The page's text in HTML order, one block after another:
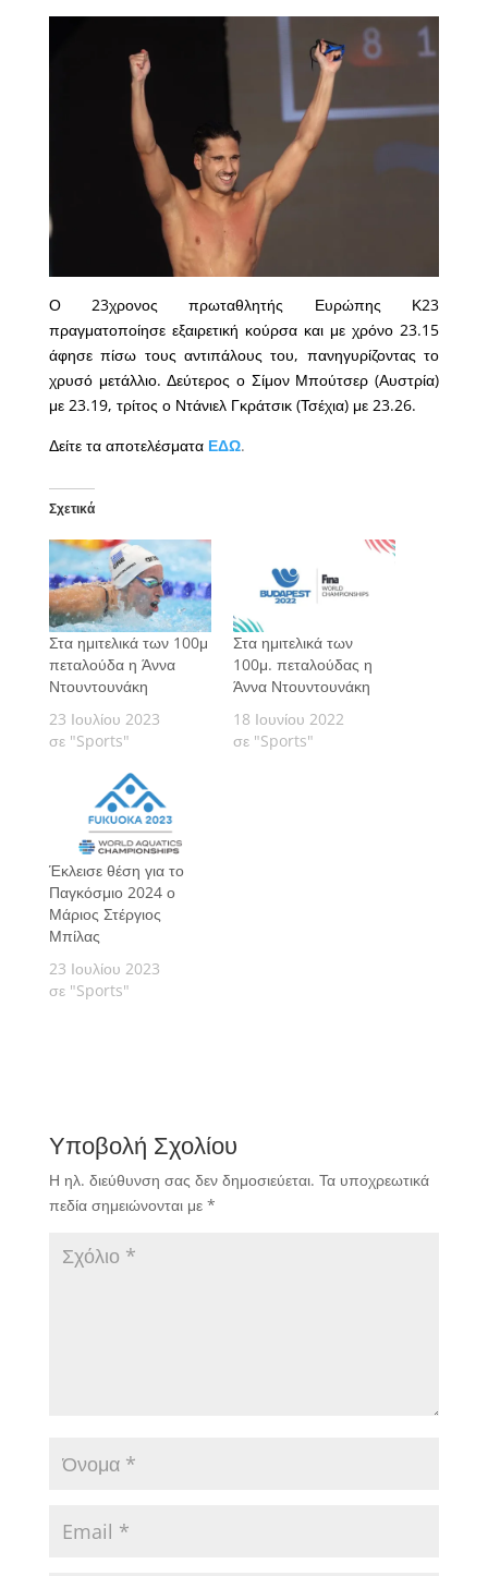
Ο 23χρονος πρωταθλητής Ευρώπης Κ23
πραγματοποίησε εξαιρετική κούρσα και με χρόνο 23.15
άφησε πίσω τους αντιπάλους του, πανηγυρίζοντας το
χρυσό μετάλλιο. Δεύτερος ο Σίμον Μπούτσερ (Αυστρία)
με 23.19, τρίτος ο Ντάνιελ Γκράτσικ (Τσέχια) με 23.26.
Δείτε τα αποτελέσματα ΕΔΩ.
Σχετικά
Στα ημιτελικά των 100μ
πεταλούδα η Άννα
Ντουντουνάκη
23 Ιουλίου 2023
σε "Sports"
Στα ημιτελικά των
100μ. πεταλούδας η
Άννα Ντουντουνάκη
18 Ιουνίου 2022
σε "Sports"
Έκλεισε θέση για το
Παγκόσμιο 2024 ο
Μάριος Στέργιος
Μπίλας
23 Ιουλίου 2023
σε "Sports"
Υποβολή Σχολίου
Η ηλ. διεύθυνση σας δεν δημοσιεύεται. Τα υποχρεωτικά
πεδία σημειώνονται με *